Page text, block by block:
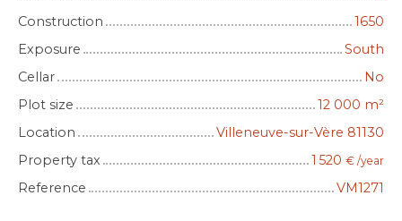
Construction
1650
Exposure
South
Cellar
No
Plot size
12 000 m²
Location
Villeneuve-sur-Vère 81130
Property tax
1 520 € /year
Reference VM1271